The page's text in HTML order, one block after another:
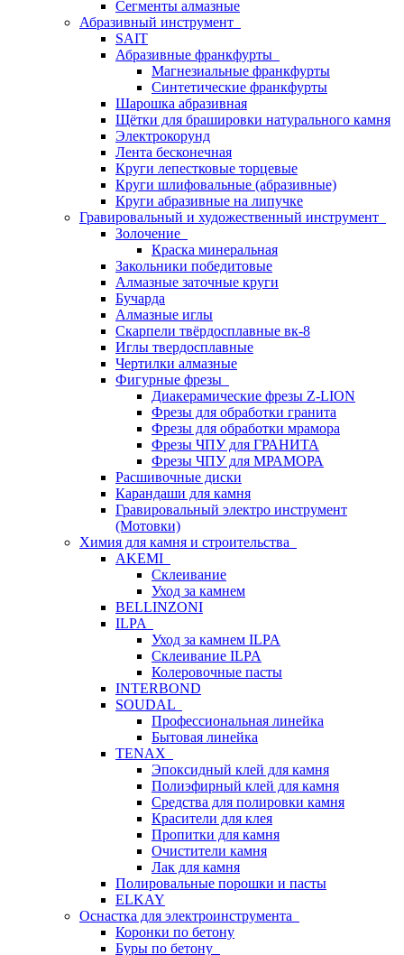
Сегменты алмазные
Абразивный инструмент
SAIT
Абразивные франкфурты
Магнезиальные франкфурты
Синтетические франкфурты
Шарошка абразивная
Щётки для брашировки натурального камня
Электрокорунд
Лента бесконечная
Круги лепестковые торцевые
Круги шлифовальные (абразивные)
Круги абразивные на липучке
Гравировальный и художественный инструмент
Золочение
Краска минеральная
Закольники победитовые
Алмазные заточные круги
Бучарда
Алмазные иглы
Скарпели твёрдосплавные вк-8
Иглы твердосплавные
Чертилки алмазные
Фигурные фрезы
Диакерамические фрезы Z-LION
Фрезы для обработки гранита
Фрезы для обработки мрамора
Фрезы ЧПУ для ГРАНИТА
Фрезы ЧПУ для МРАМОРА
Расшивочные диски
Карандаши для камня
Гравировальный электро инструмент
(Мотовки)
Химия для камня и строительства
AKEMI
Склеивание
Уход за камнем
BELLINZONI
ILPA
Уход за камнем ILPA
Склеивание ILPA
Колеровочные пасты
INTERBOND
SOUDAL
Профессиональная линейка
Бытовая линейка
TENAX
Эпоксидный клей для камня
Полиэфирный клей для камня
Средства для полировки камня
Красители для клея
Пропитки для камня
Очистители камня
Лак для камня
Полировальные порошки и пасты
ELKAY
Оснастка для электроинструмента
Коронки по бетону
Буры по бетону